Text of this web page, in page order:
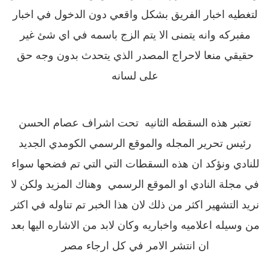
لتغطيه اخبار الفريق بشكل واقعي دون الدخول في اخبار
مفبركه وانه يتمنى الا يتم الزج باسمه في اي شئ غير
حقيقي منعا لاحراج المصدر الذي يتحدث بدون وجه حق
على لسانه
تعتبر هذه السقطه الثانيه تحت اشراف عصام الحسن
رئيس تحرير المجله والموقع الرسمي الكومدي الجديد
للنادي ونؤكد ان هذه السقطات التي التي تم فضحها سواء
في مجلة النادي او الموقع الرسمي وهناك المزيد ولكن لا
نريد التشهير اكثر من ذلك لان هذا الخبر تم تناوله في اكثر
من وسيله اعلاميه واخباريه وكان لابد من الاشاره اليها بعد
ان انتشر الامر في كل ارجاء مصر